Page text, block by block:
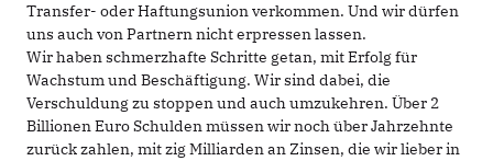
Transfer- oder Haftungsunion verkommen. Und wir dürfen
uns auch von Partnern nicht erpressen lassen.
Wir haben schmerzhafte Schritte getan, mit Erfolg für
Wachstum und Beschäftigung. Wir sind dabei, die
Verschuldung zu stoppen und auch umzukehren. Über 2
Billionen Euro Schulden müssen wir noch über Jahrzehnte
zurück zahlen, mit zig Milliarden an Zinsen, die wir lieber in